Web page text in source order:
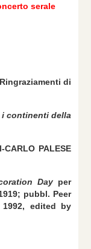
serale
di
i continenti della
PALESE
Day per
pubbl. Peer
1992, edited by